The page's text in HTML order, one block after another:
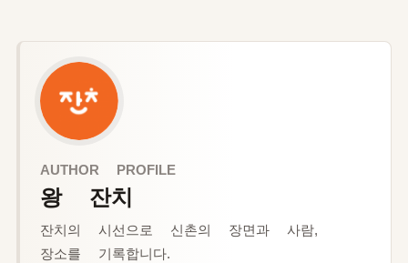
AUTHOR PROFILE
왕 잔치
잔치의 시선으로 신촌의 장면과 사람,
장소를 기록합니다.